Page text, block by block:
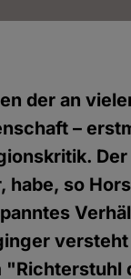
der an
–
so
"Richterstuhl